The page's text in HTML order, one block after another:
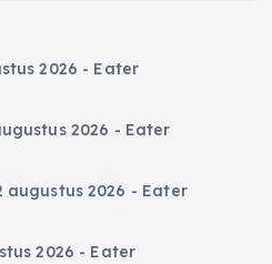
2026 - Eater
2026 - Eater
augustus 2026 - Eater
2026 - Eater